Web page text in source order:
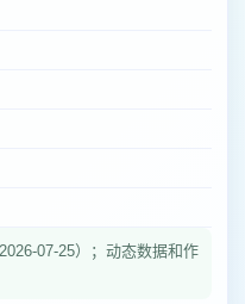
07-25）；动态数据和作